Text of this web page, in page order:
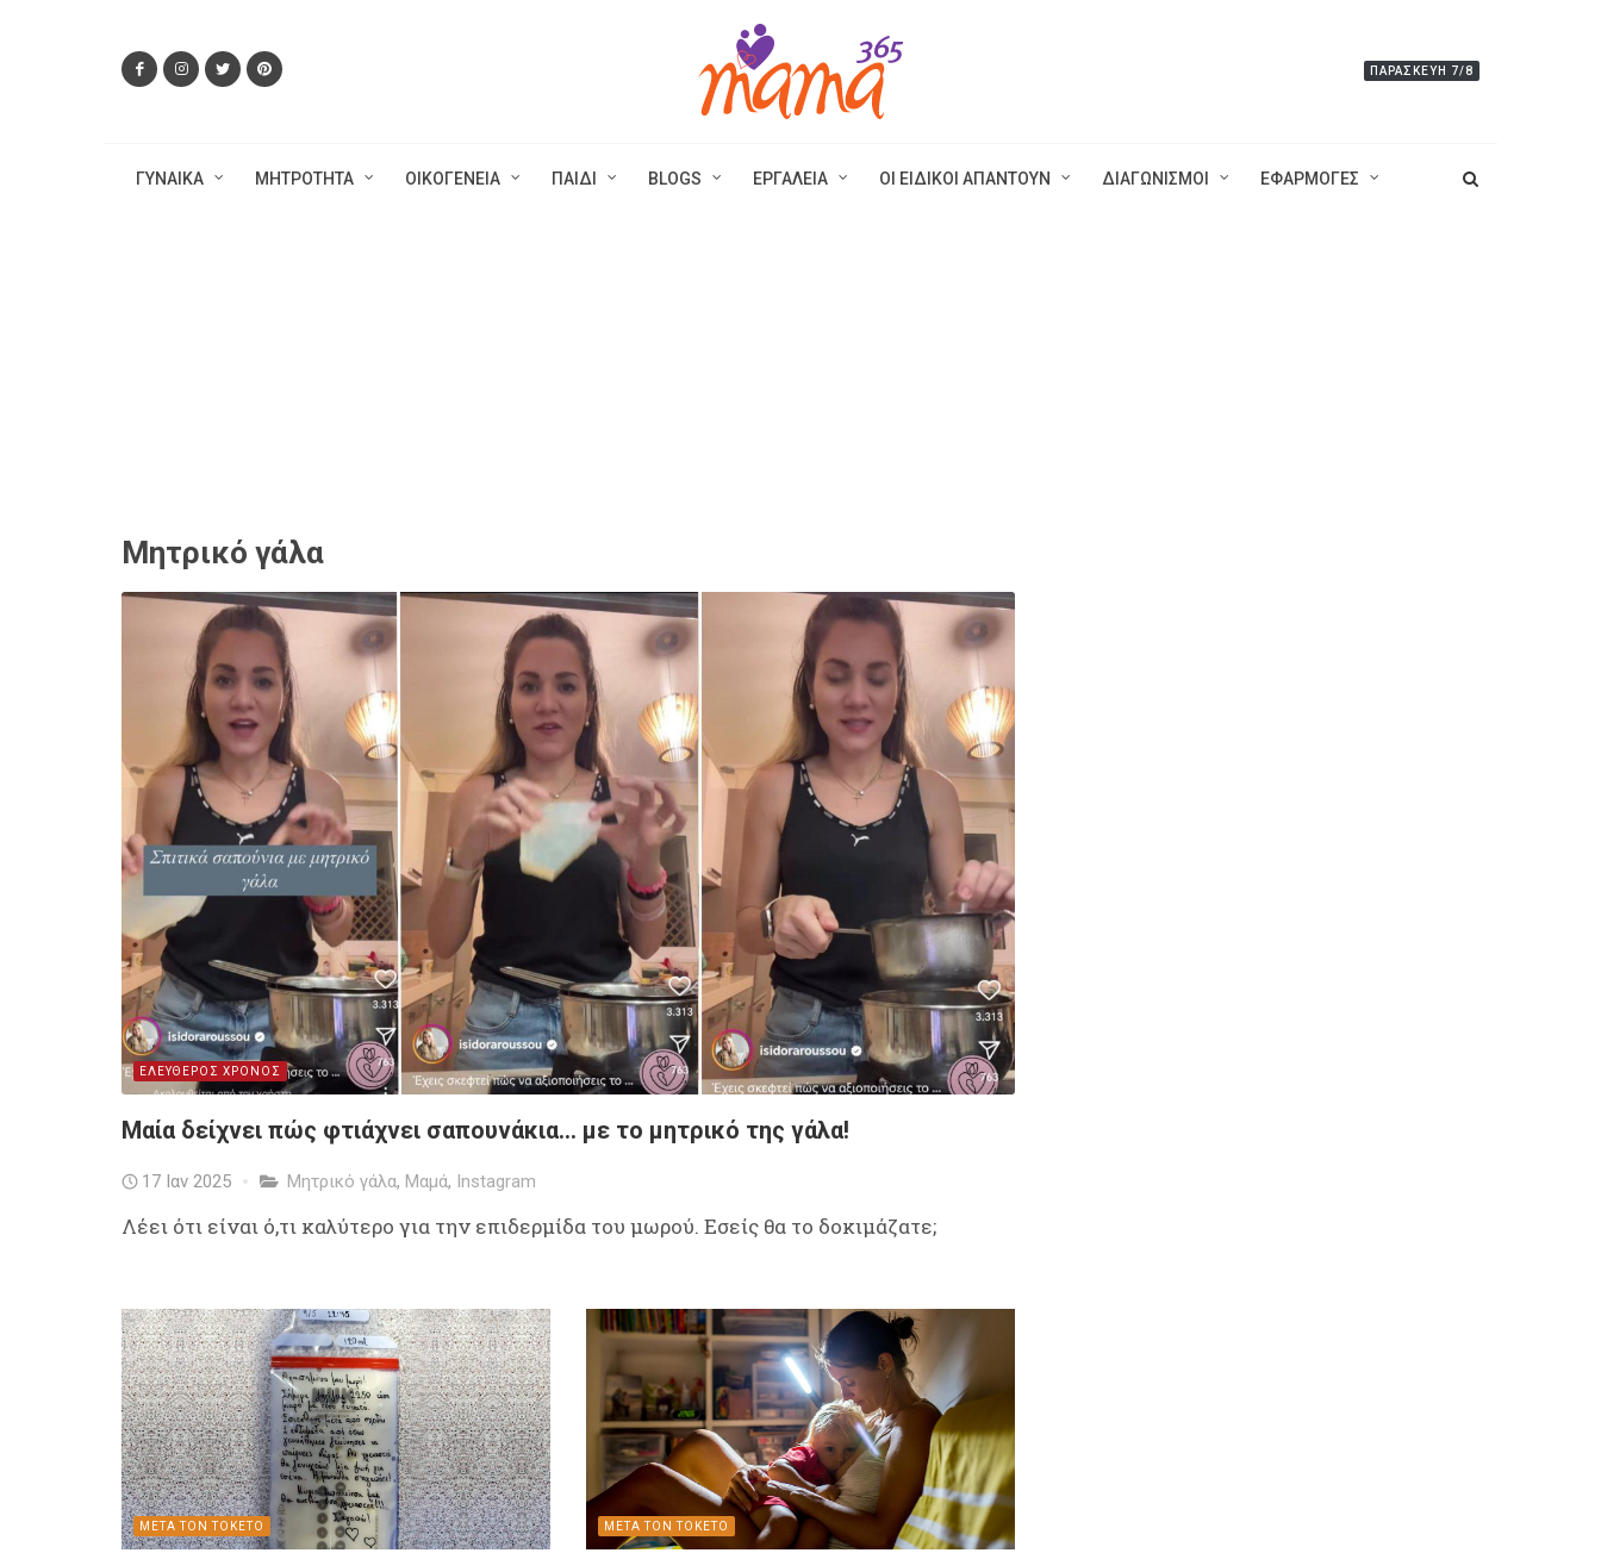
ΠΑΡΑΣΚΕΥΉ 7/8
ΓΥΝΑΙΚΑ ΜΗΤΡΟΤΗΤΑ ΟΙΚΟΓΕΝΕΙΑ ΠΑΙΔΙ BLOGS ΕΡΓΑΛΕΙΑ ΟΙ ΕΙΔΙΚΟΙ ΑΠΑΝΤΟΥΝ ΔΙΑΓΩΝΙΣΜΟΙ ΕΦΑΡΜΟΓΕΣ
Μητρικό γάλα
ΕΛΕΥΘΕΡΟΣ ΧΡΟΝΟΣ
Μαία δείχνει πώς φτιάχνει σαπουνάκια... με το μητρικό της γάλα!
17 Ιαν 2025 Μητρικό γάλα, Μαμά, Instagram
Λέει ότι είναι ό,τι καλύτερο για την επιδερμίδα του μωρού. Εσείς θα το δοκιμάζατε;
ΜΕΤΑ ΤΟΝ ΤΟΚΕΤΟ ΜΕΤΑ ΤΟΝ ΤΟΚΕΤΟ